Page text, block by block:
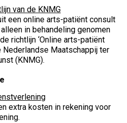
van de KNMG
een online arts-patiënt consult
in behandeling genomen
richtlijn ‘Online arts-patiënt
Nederlandse Maatschappij ter
(KNMG).
extra kosten in rekening voor